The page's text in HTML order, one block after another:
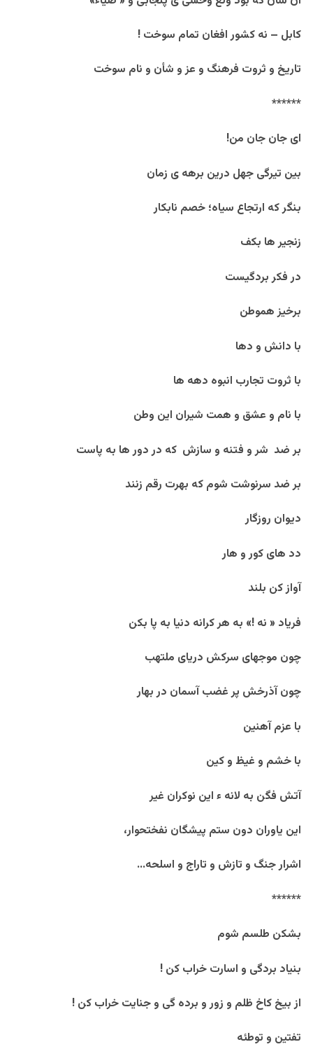
کابل – نه کشور افغان تمام سوخت !
تاریخ و ثروت فرهنگ و عز و شأن و نام سوخت
******
ای جان جان من!
بین تیرگی جهل درین برهه ی زمان
بنگر که ارتجاع سیاه؛ خصم نابکار
زنجیر ها بکف
در فکر بردگیست
برخیز هموطن
با دانش و دها
با ثروت تجارب انبوه دهه ها
با نام و عشق و همت شیران این وطن
بر ضد شر و فتنه و سازش که در دور ها به پاست
بر ضد سرنوشت شوم که بهرت رقم زنند
دیوان روزگار
دد های کور و هار
آواز کن بلند
فریاد « نه !» به هر کرانه دنیا به پا بکن
چون موجهای سرکش دریای ملتهب
چون آذرخش پر غضب آسمان در بهار
با عزم آهنین
با خشم و غیظ و کین
آتش فگن به لانه ء این نوکران غیر
این یاوران دون ستم پیشگان نفختحوار،
اشرار جنگ و تازش و تاراج و اسلحه…
******
بشکن طلسم شوم
بنیاد بردگی و اسارت خراب کن !
از بیخ کاخ ظلم و زور و برده گی و جنایت خراب کن !
تفتین و توطئه